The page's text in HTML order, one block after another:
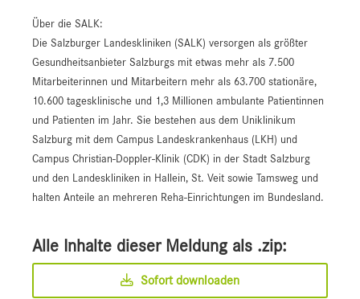
Über die SALK:
Die Salzburger Landeskliniken (SALK) versorgen als größter
Gesundheitsanbieter Salzburgs mit etwas mehr als 7.500
Mitarbeiterinnen und Mitarbeitern mehr als 63.700 stationäre,
10.600 tagesklinische und 1,3 Millionen ambulante Patientinnen
und Patienten im Jahr. Sie bestehen aus dem Uniklinikum
Salzburg mit dem Campus Landeskrankenhaus (LKH) und
Campus Christian-Doppler-Klinik (CDK) in der Stadt Salzburg
und den Landeskliniken in Hallein, St. Veit sowie Tamsweg und
halten Anteile an mehreren Reha-Einrichtungen im Bundesland.
Alle Inhalte dieser Meldung als .zip:
Sofort downloaden